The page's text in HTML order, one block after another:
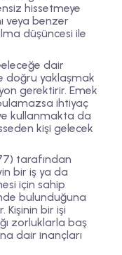
hissetmeye
veya benzer
düşüncesi ile
dair
doğru yaklaşmak
gerektirir. Emek
ihtiyaç
kullanmakta da
kişi gelecek
tarafından
bir iş ya da
için sahip
bulunduğuna
Kişinin bir işi
zorluklarla baş
dair inançları